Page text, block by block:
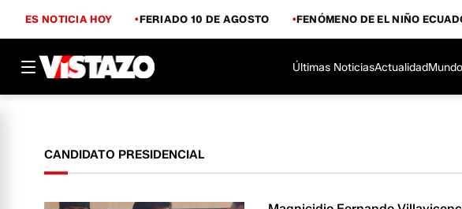
ES NOTICIA HOY FERIADO 10 DE AGOSTO FENÓMENO DE EL NIÑO
Últimas NoticiasActualidadMundo
CANDIDATO PRESIDENCIAL